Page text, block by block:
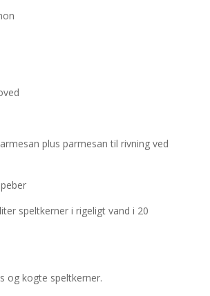
plus parmesan til rivning ved
speltkerner i rigeligt vand i 20
og kogte speltkerner.